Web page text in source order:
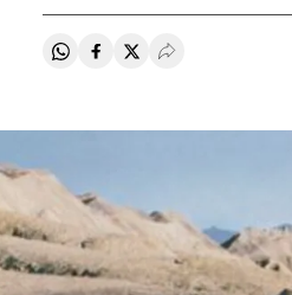
Compartir en Whatsapp
Compartir en Facebook
Compartir en Twitter
Desplegar